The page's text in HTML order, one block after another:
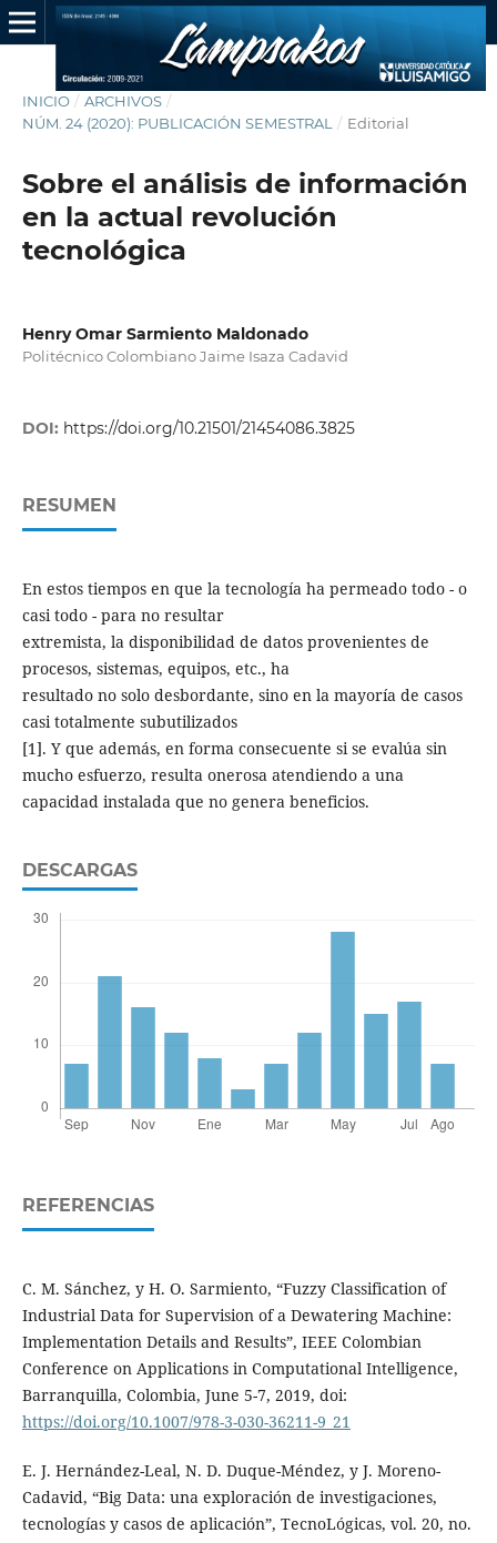
INICIO / ARCHIVOS /
NÚM. 24 (2020): PUBLICACIÓN SEMESTRAL
/ Editorial
Sobre el análisis de información
en la actual revolución
tecnológica
Henry Omar Sarmiento Maldonado
Politécnico Colombiano Jaime Isaza Cadavid
DOI: https://doi.org/10.21501/21454086.3825
RESUMEN
En estos tiempos en que la tecnología ha permeado todo - o
casi todo - para no resultar
extremista, la disponibilidad de datos provenientes de
procesos, sistemas, equipos, etc., ha
resultado no solo desbordante, sino en la mayoría de casos
casi totalmente subutilizados
[1]. Y que además, en forma consecuente si se evalúa sin
mucho esfuerzo, resulta onerosa atendiendo a una
capacidad instalada que no genera beneficios.
DESCARGAS
REFERENCIAS
C. M. Sánchez, y H. O. Sarmiento, “Fuzzy Classification of
Industrial Data for Supervision of a Dewatering Machine:
Implementation Details and Results”, IEEE Colombian
Conference on Applications in Computational Intelligence,
Barranquilla, Colombia, June 5-7, 2019, doi:
https://doi.org/10.1007/978-3-030-36211-9_21
E. J. Hernández-Leal, N. D. Duque-Méndez, y J. Moreno-
Cadavid, “Big Data: una exploración de investigaciones,
tecnologías y casos de aplicación”, TecnoLógicas, vol. 20, no.